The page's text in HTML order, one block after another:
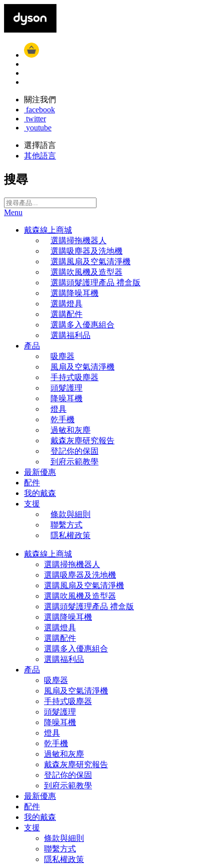
關注我們
facebook
twitter
youtube
選擇語言
其他語言
搜尋
Menu
戴森線上商城
選購掃拖機器人
選購吸塵器及洗地機
選購風扇及空氣清淨機
選購吹風機及造型器
選購頭髮護理產品 禮盒版
選購降噪耳機
選購燈具
選購配件
選購多入優惠組合
選購福利品
產品
吸塵器
風扇及空氣清淨機
手持式吸塵器
頭髮護理
降噪耳機
燈具
乾手機
過敏和灰塵
戴森灰塵研究報告
登記你的保固
到府示範教學
最新優惠
配件
我的戴森
支援
條款與細則
聯繫方式
隱私權政策
戴森線上商城
選購掃拖機器人
選購吸塵器及洗地機
選購風扇及空氣清淨機
選購吹風機及造型器
選購頭髮護理產品 禮盒版
選購降噪耳機
選購燈具
選購配件
選購多入優惠組合
選購福利品
產品
吸塵器
風扇及空氣清淨機
手持式吸塵器
頭髮護理
降噪耳機
燈具
乾手機
過敏和灰塵
戴森灰塵研究報告
登記你的保固
到府示範教學
最新優惠
配件
我的戴森
支援
條款與細則
聯繫方式
隱私權政策